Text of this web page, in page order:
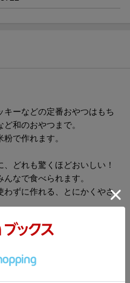
ーなどの定番おやつはもち
和のおやつまで。
で作れます。
どれも驚くほどおいしい！
なで食べられます。
わずに作れる、とにかくやさ
麦粉よりも扱いが簡単で
オーガニックのもの、添加
す。